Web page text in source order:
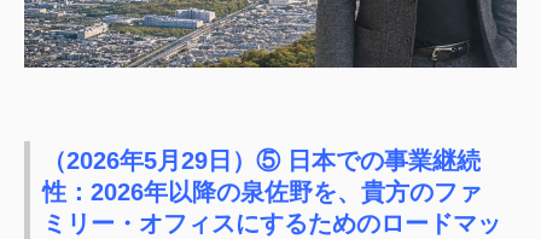
（2026年5月29日）⑤ 日本での事業継続
性：2026年以降の泉佐野を、貴方のファ
ミリー・オフィスにするためのロードマッ